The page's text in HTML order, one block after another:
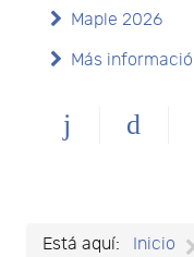
Maple 2026
Más
Está aquí: Inicio